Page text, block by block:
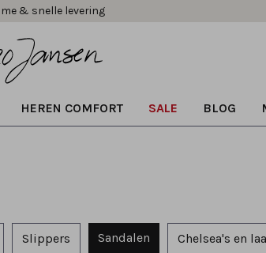
& snelle levering
HEREN COMFORT SALE BLOG
Slippers Sandalen Chelsea's en